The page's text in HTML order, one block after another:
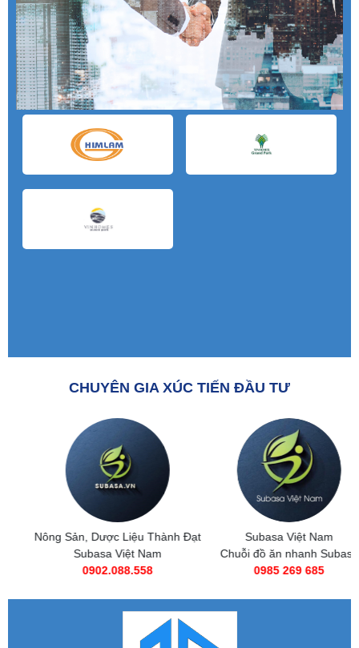
CHUYÊN GIA XÚC TIẾN ĐẦU TƯ
Nông Sản, Dược Liệu Thành Đạt
Subasa Việt Nam
0902.088.558
Subasa Việt Nam
Chuỗi đồ ăn nhanh Subasa
0985 269 685